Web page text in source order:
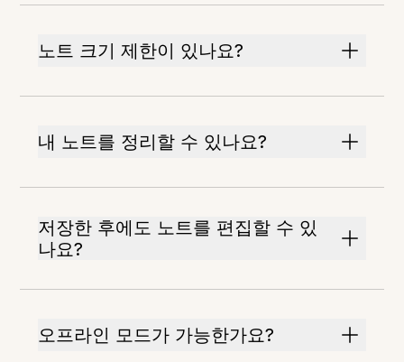
노트 크기 제한이 있나요?
내 노트를 정리할 수 있나요?
저장한 후에도 노트를 편집할 수 있
나요?
오프라인 모드가 가능한가요?